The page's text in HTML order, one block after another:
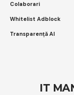
Colaborari
Whitelist Adblock
Transparență AI
IT